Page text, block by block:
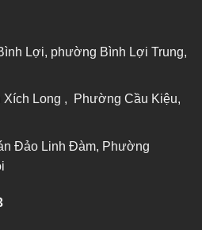
Lợi, phường Bình Lợi Trung,
Xích Long , Phường Cầu Kiệu,
Đảo Linh Đàm, Phường